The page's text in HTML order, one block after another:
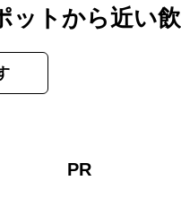
ットから近い
PR